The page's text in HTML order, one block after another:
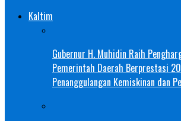
Kaltim
Gubernur H. Muhidin Raih
Pemerintah Daerah Berprestasi
Penanggulangan Kemiskinan dan